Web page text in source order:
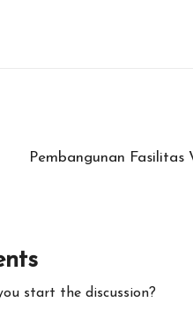
Pembangunan
start the discussion?